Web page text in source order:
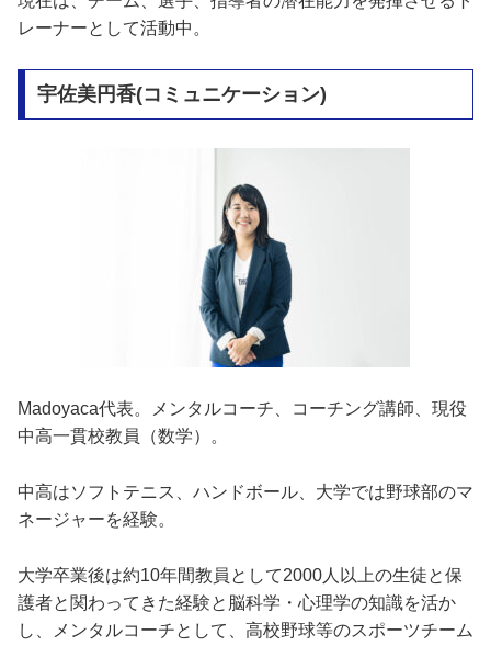
レーナーとして活動中。
宇佐美円香(コミュニケーション)
Madoyaca代表。メンタルコーチ、コーチング講師、現役
中高一貫校教員（数学）。
中高はソフトテニス、ハンドボール、大学では野球部のマ
ネージャーを経験。
大学卒業後は約10年間教員として2000人以上の生徒と保
護者と関わってきた経験と脳科学・心理学の知識を活か
し、メンタルコーチとして、高校野球等のスポーツチーム